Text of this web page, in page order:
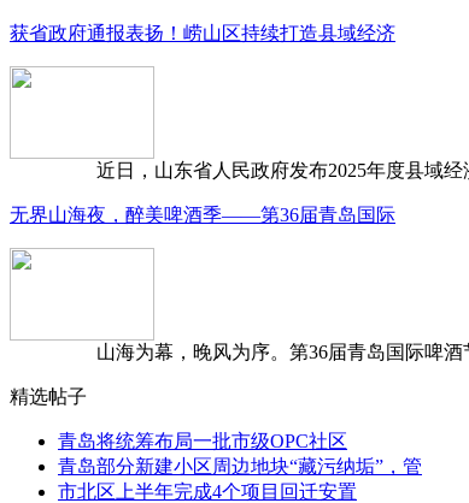
获省政府通报表扬！崂山区持续打造县域经济
近日，山东省人民政府发布2025年度县域经
无界山海夜，醉美啤酒季——第36届青岛国际
山海为幕，晚风为序。第36届青岛国际啤酒
精选帖子
青岛将统筹布局一批市级OPC社区
青岛部分新建小区周边地块“藏污纳垢”，管
市北区上半年完成4个项目回迁安置